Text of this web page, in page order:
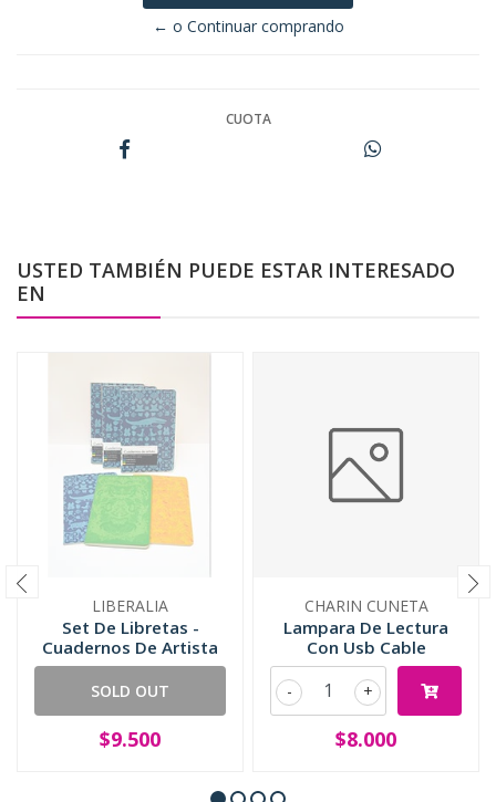
← o Continuar comprando
CUOTA
USTED TAMBIÉN PUEDE ESTAR INTERESADO
EN
LIBERALIA
Set De Libretas -
Cuadernos De Artista
SOLD OUT
$9.500
CHARIN CUNETA
Lampara De Lectura
Con Usb Cable
+
-
$8.000